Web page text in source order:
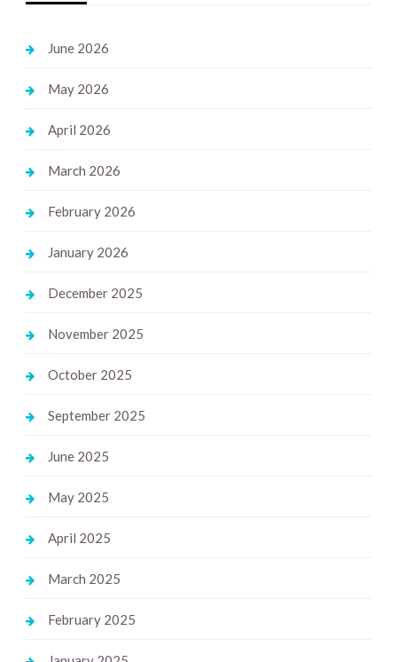
June 2026
May 2026
April 2026
March 2026
February 2026
January 2026
December 2025
November 2025
October 2025
September 2025
June 2025
May 2025
April 2025
March 2025
February 2025